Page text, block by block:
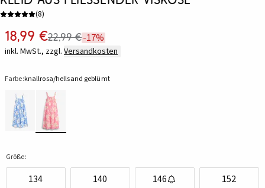
(8)
18,99 €22,99 €-17%
inkl. MwSt., zzgl. Versandkosten
Farbe:knallrosa/hellsand geblümt
Größe:
134 140 146 152